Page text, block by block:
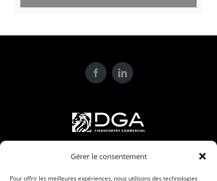
Gérer le consentement
Pour offrir les meilleures expériences, nous utilisons des technologies
L'expérience DGA